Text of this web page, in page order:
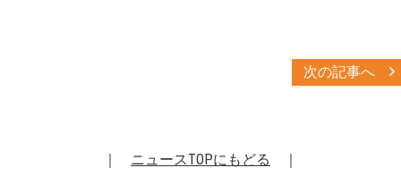
次の記事へ
｜ ニュースTOPにもどる ｜